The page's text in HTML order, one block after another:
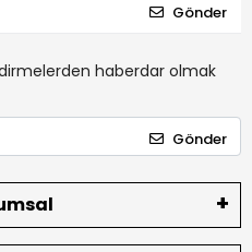
Gönder
haberdar olmak
Gönder